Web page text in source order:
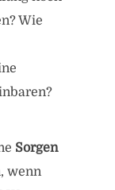
Wie
Sorgen
wenn